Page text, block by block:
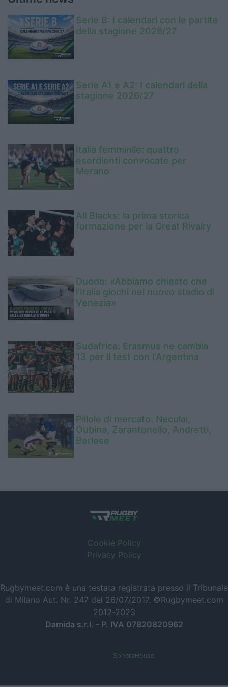
Serie B: I calendari con le partite
della stagione 2026/27
Serie A1 e A2: I calendari della
stagione 2026/27
Italia femminile: quattro
esordienti convocate per
Merano
All Blacks: la prima storica
formazione per la Great Rivalry
Duodo: «Abbiamo chiesto che
l’Italia giochi nel nuovo stadio di
Venezia»
Sudafrica: Erasmus ne cambia
13 per il test con l'Argentina
Pillole di mercato: Neculai,
Oubina, Zarantonello, Andretti,
Berlese
Cookie Policy
Privacy Policy
Rugbymeet.com è una testata registrata presso il Tribunale
di Milano Aut. Nr. 247 del 26/07/2017. ©Rugbymeet.com
2012-2023
Damida s.r.l. - P. IVA 07820820962
SpheraHouse